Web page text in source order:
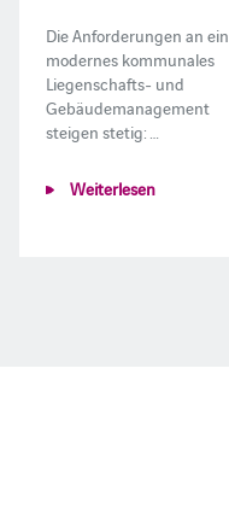
Die Anforderungen an ein
modernes kommunales
Liegenschafts- und
Gebäudemanagement
steigen stetig: …
Weiterlesen